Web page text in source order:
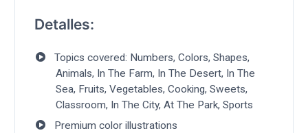
Detalles:
Topics covered: Numbers, Colors, Shapes,
Animals, In The Farm, In The Desert, In The
Sea, Fruits, Vegetables, Cooking, Sweets,
Classroom, In The City, At The Park, Sports
Premium color illustrations